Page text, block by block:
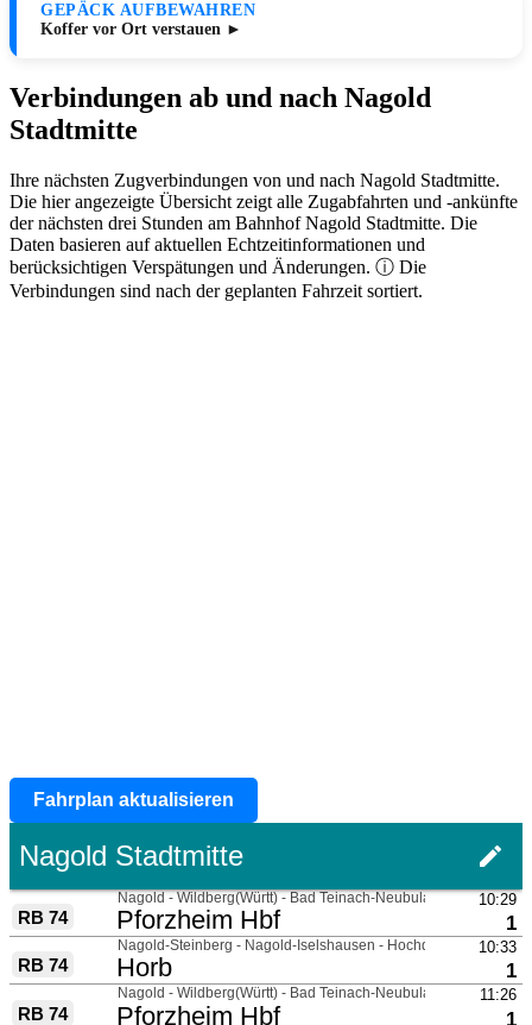
GEPÄCK AUFBEWAHREN
Koffer vor Ort verstauen ►
Verbindungen ab und nach Nagold
Stadtmitte
Ihre nächsten Zugverbindungen von und nach Nagold Stadtmitte.
Die hier angezeigte Übersicht zeigt alle Zugabfahrten und -ankünfte
der nächsten drei Stunden am Bahnhof Nagold Stadtmitte. Die
Daten basieren auf aktuellen Echtzeitinformationen und
berücksichtigen Verspätungen und Änderungen. ⓘ Die
Verbindungen sind nach der geplanten Fahrzeit sortiert.
Fahrplan aktualisieren